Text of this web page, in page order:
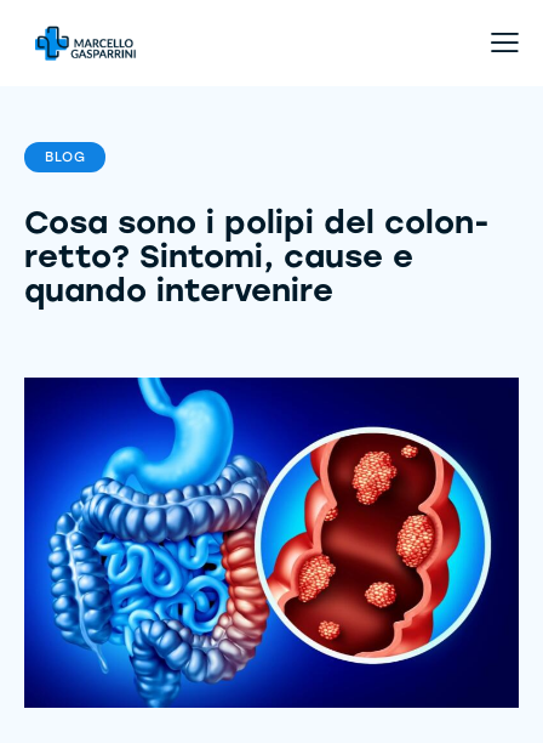
BLOG
Cosa sono i polipi del colon-
retto? Sintomi, cause e
quando intervenire